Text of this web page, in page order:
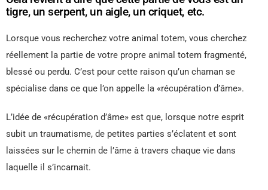
tigre, un serpent, un aigle, un criquet, etc.
Lorsque vous recherchez votre animal totem, vous cherchez
réellement la partie de votre propre animal totem fragmenté,
blessé ou perdu. C’est pour cette raison qu’un chaman se
spécialise dans ce que l’on appelle la «récupération d’âme».
L’idée de «récupération d’âme» est que, lorsque notre esprit
subit un traumatisme, de petites parties s’éclatent et sont
laissées sur le chemin de l’âme à travers chaque vie dans
laquelle il s’incarnait.